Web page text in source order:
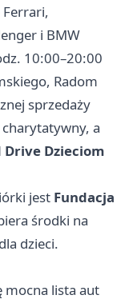
Ferrari,
i BMW
10:00–20:00
Radom
sprzedaży
a
Drive Dzieciom
jest Fundacja
środki na
dzieci.
mocna lista aut